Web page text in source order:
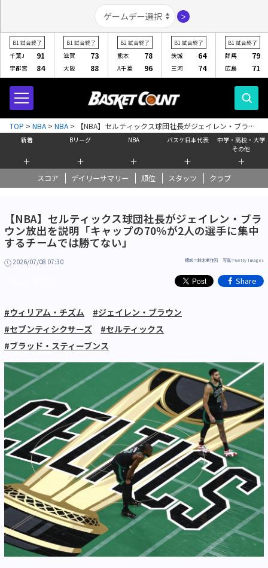
＞
B1 試合終了
千葉J 91
宇都宮 84
B1 試合終了
滋賀 73
大阪 88
B2 試合終了
熊本 78
A千葉 96
B1 試合終了
茨城 64
三河 74
B1 試合終了
群馬 79
広島 71
新着
＋
Bリーグ
＋
NBA
＋
バスケ日本代表
＋
中学・高校・大学
その他
＋
スコア デイリーサマリー 順位 スタッツ クラブ
TOP > NBA > NBA >
【NBA】セルティックス球団社長がジェイレン・ブラウ
ン放出を説明「キャップの70％が2人の選手に集中するチームでは勝てな
い」
【NBA】セルティックス球団社長がジェイレン・ブラ
ウン放出を説明「キャップの70％が2人の選手に集中
するチームでは勝てない」
2026/07/08 07:30 構成＝鈴木制作所 写真＝Getty Images
Share
#ウィリアム・チズム
#ジェイレン・ブラウン
#セブンティシクサーズ
#セルティックス
#ブラッド・スティーブンス